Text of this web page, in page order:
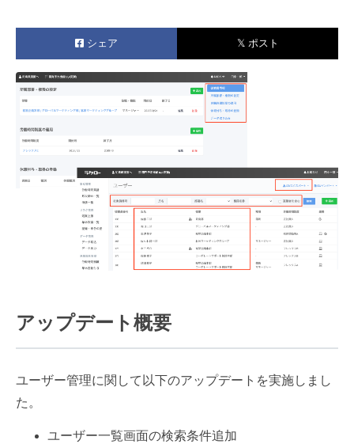
シェア 𝕏 ポスト
アップデート概要
ユーザー管理に関して以下のアップデートを実施しまし
た。
ユーザー一覧画面の検索条件追加